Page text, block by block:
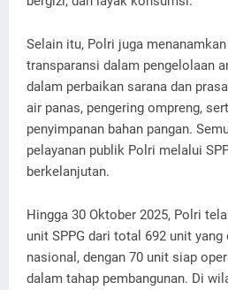
Selain itu, Polri juga
transparansi dalam pengelolaan
dalam perbaikan sarana dan
air panas, pengering ompreng,
penyimpanan bahan pangan.
pelayanan publik Polri melalui
berkelanjutan.
Hingga 30 Oktober 2025, Polri
unit SPPG dari total 692 unit yang
nasional, dengan 70 unit siap
dalam tahap pembangunan. Di